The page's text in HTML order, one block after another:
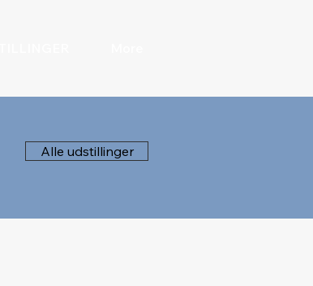
Alle udstillinger